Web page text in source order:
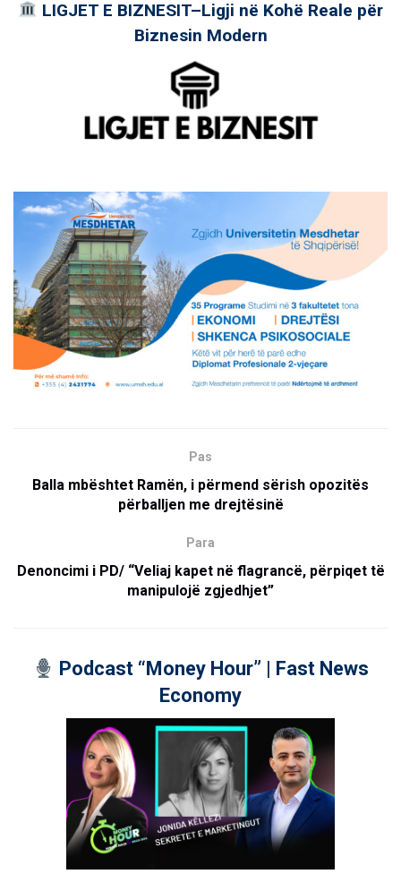
LIGJET E BIZNESIT–Ligji në Kohë Reale për
Biznesin Modern
Pas
Balla mbështet Ramën, i përmend sërish opozitës
përballjen me drejtësinë
Para
Denoncimi i PD/ “Veliaj kapet në flagrancë, përpiqet të
manipulojë zgjedhjet”
Podcast “Money Hour” | Fast News
Economy